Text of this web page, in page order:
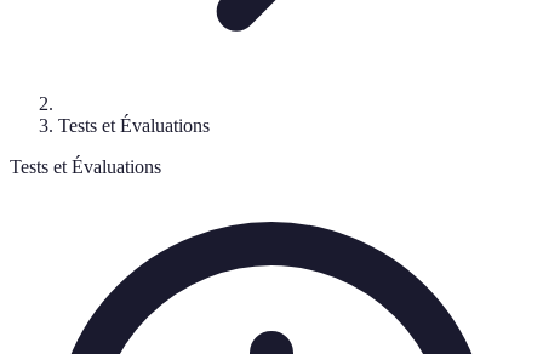
Tests et Évaluations
Tests et Évaluations